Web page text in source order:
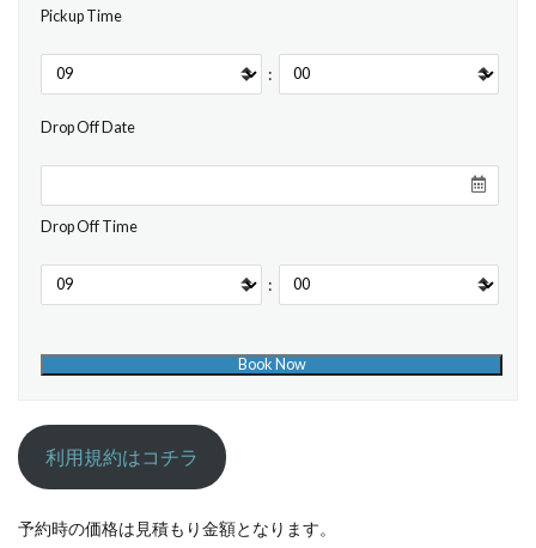
Pickup Time
:
Drop Off Date
Drop Off Time
:
利用規約はコチラ
予約時の価格は見積もり金額となります。